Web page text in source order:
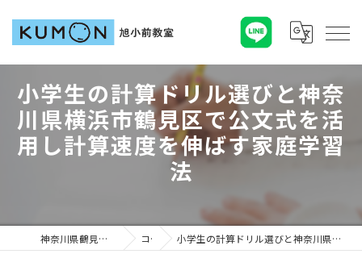
小学生の計算ドリル選びと神奈
川県横浜市鶴見区で公文式を活
用し計算速度を伸ばす家庭学習
法
神奈川県鶴見区の塾ならKUMON旭小前教室 コラム 小学生の計算ドリル選びと神奈川県横浜市鶴見区で公文式を活用し計算速度を伸ばす家庭学習法